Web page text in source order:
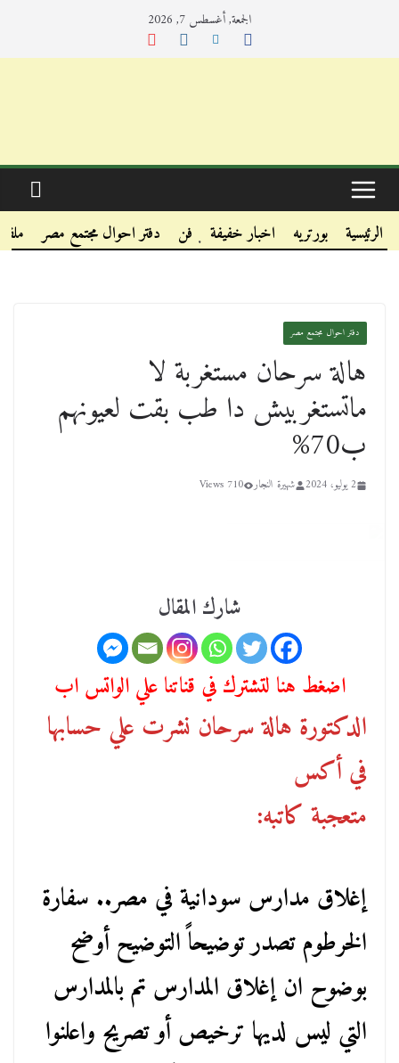
الجمعة, أغسطس 7, 2026
.
.
الرئيسية بورتريه اخبار خفيفة فن دفتر احوال مجتمع مصر
دفتر احوال مجتمع مصر
هالة سرحان مستغربة لا
ماتستغربيش دا طب بقت لعيونهم
ب70%
2 يوليو، 2024 شهيرة النجار 710 Views
شارك المقال
اضغط هنا لتشترك في قناتنا علي الواتس اب
الدكتورة هالة سرحان نشرت علي حسابها
في أكس
متعجبة كاتبه:
إغلاق مدارس سودانية في مصر.. سفارة
الخرطوم تصدر توضيحاً التوضيح أوضح
بوضوح ان إغلاق المدارس تم بالمدارس
التي ليس لديها ترخيص أو تصريح واعلنوا